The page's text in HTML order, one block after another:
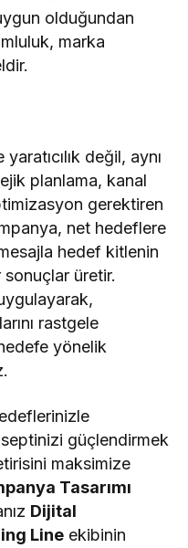
olduğundan
marka
değil, aynı
planlama, kanal
gerektiren
net hedeflere
hedef kitlenin
üretir.
rastgele
yönelik
güçlendirmek
maksimize
Tasarımı
Dijital
Line ekibinin